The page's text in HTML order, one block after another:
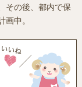
その後、都内で保
中。